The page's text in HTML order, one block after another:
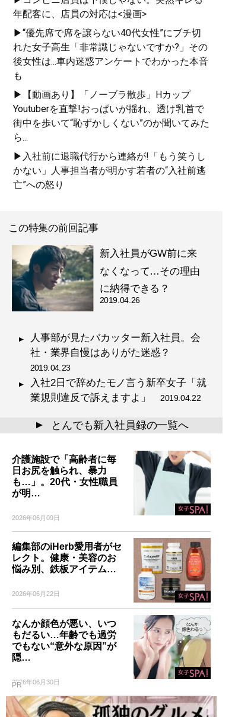
年配客に、店員の対応は<漫画>
▶“優先席で席を譲らない40代女性”にブチ切
れた女子高生「非常識じゃないですか?」その
後女性は...車内迷惑アンケートでわかった本音
も
▶【動画あり】「ノーブラ散歩」Hカップ
Youtuberを直撃!おっぱいが揺れ、透け乳首で
街中を歩いて“恥ずかしくない”のか聞いてみた
ら...
▶入社前に退職代行から連絡が!「もう笑うし
かない」人事担当者が明かす若者の“入社前逃
亡”への怒り
この特集の前回記事
新入社員がGW前に来
なくなって…その理由
に納得できる？
2019.04.26
人事部が見たバカッター新入社員。会
社・業界自慢はありがた迷惑？
2019.04.23
入社2日で辞めたモノ言う新卒女子「就
業規則違反で訴えますよ」 2019.04.22
▲ とんでも新入社員録の一覧へ
介護施設で「高齢者に毎
日お尻を触られ、暴力
も…」。20代・女性職員
が明…
2026年06月09日
編集部のiHerb愛用者がセ
レクト。健康・美容のお
悩み別、鉄板アイテム…
2026年06月22日
なんか顔色が悪い、いつ
もだるい…年齢でも過労
でもない“意外な原因”が
隠…
2026年06月30日
PR